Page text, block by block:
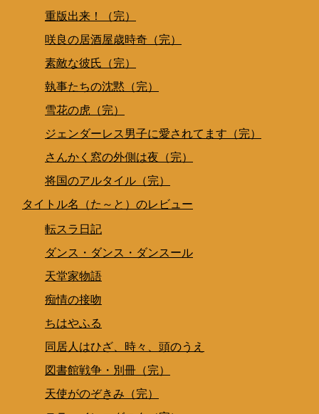
重版出来！（完）
咲良の居酒屋歳時奇（完）
素敵な彼氏（完）
執事たちの沈黙（完）
雪花の虎（完）
ジェンダーレス男子に愛されてます（完）
さんかく窓の外側は夜（完）
将国のアルタイル（完）
タイトル名（た～と）のレビュー
転スラ日記
ダンス・ダンス・ダンスール
天堂家物語
痴情の接吻
ちはやふる
同居人はひざ、時々、頭のうえ
図書館戦争・別冊（完）
天使がのぞきみ（完）